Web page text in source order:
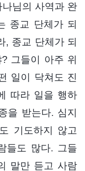
님의 사역과 완
종교 단체가 되
, 종교 단체가 되
그들이 아주 위
일이 닥쳐도 진
따라 일을 행하
을 받는다. 심지
기도하지 않고
들도 많다. 그들
말만 듣고 사람